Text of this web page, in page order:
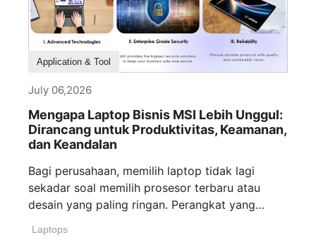
Product Feature
Branding
Opinion Article
Application & Tool
July 06,2026
Mengapa Laptop Bisnis MSI Lebih Unggul:
Dirancang untuk Produktivitas, Keamanan,
dan Keandalan
Bagi perusahaan, memilih laptop tidak lagi
sekadar soal memilih prosesor terbaru atau
desain yang paling ringan. Perangkat yang
Laptops